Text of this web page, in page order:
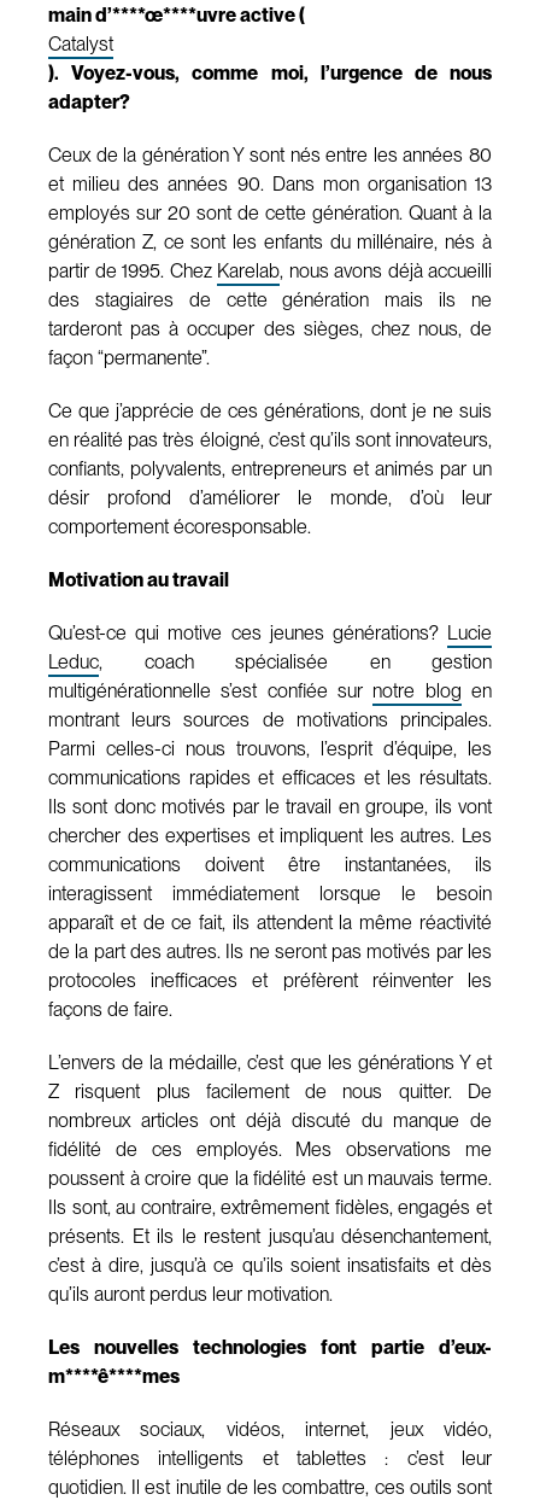
main d’****œ****uvre active (
Catalyst
). Voyez-vous, comme moi, l’urgence de nous
adapter?
Ceux de la génération Y sont nés entre les années 80
et milieu des années 90. Dans mon organisation 13
employés sur 20 sont de cette génération. Quant à la
génération Z, ce sont les enfants du millénaire, nés à
partir de 1995. Chez Karelab, nous avons déjà accueilli
des stagiaires de cette génération mais ils ne
tarderont pas à occuper des sièges, chez nous, de
façon “permanente”.
Ce que j’apprécie de ces générations, dont je ne suis
en réalité pas très éloigné, c’est qu’ils sont innovateurs,
confiants, polyvalents, entrepreneurs et animés par un
désir profond d’améliorer le monde, d’où leur
comportement écoresponsable.
Motivation au travail
Qu’est-ce qui motive ces jeunes générations? Lucie
Leduc, coach spécialisée en gestion
multigénérationnelle s’est confiée sur notre blog en
montrant leurs sources de motivations principales.
Parmi celles-ci nous trouvons, l’esprit d’équipe, les
communications rapides et efficaces et les résultats.
Ils sont donc motivés par le travail en groupe, ils vont
chercher des expertises et impliquent les autres. Les
communications doivent être instantanées, ils
interagissent immédiatement lorsque le besoin
apparaît et de ce fait, ils attendent la même réactivité
de la part des autres. Ils ne seront pas motivés par les
protocoles inefficaces et préfèrent réinventer les
façons de faire.
L’envers de la médaille, c’est que les générations Y et
Z risquent plus facilement de nous quitter. De
nombreux articles ont déjà discuté du manque de
fidélité de ces employés. Mes observations me
poussent à croire que la fidélité est un mauvais terme.
Ils sont, au contraire, extrêmement fidèles, engagés et
présents. Et ils le restent jusqu’au désenchantement,
c’est à dire, jusqu’à ce qu’ils soient insatisfaits et dès
qu’ils auront perdus leur motivation.
Les nouvelles technologies font partie d’eux-
m****ê****mes
Réseaux sociaux, vidéos, internet, jeux vidéo,
téléphones intelligents et tablettes : c’est leur
quotidien. Il est inutile de les combattre, ces outils sont